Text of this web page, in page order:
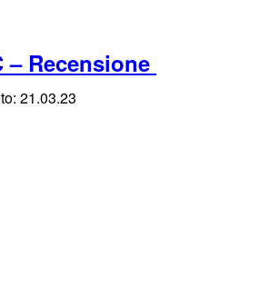
– Recensione
21.03.23